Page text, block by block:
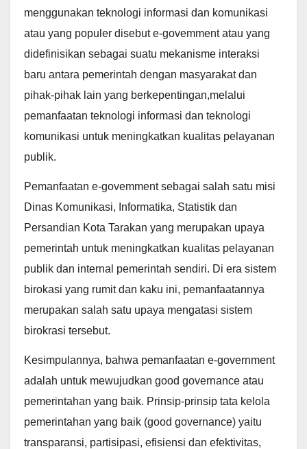
menggunakan teknologi informasi dan komunikasi
atau yang populer disebut e-govemment atau yang
didefinisikan sebagai suatu mekanisme interaksi
baru antara pemerintah dengan masyarakat dan
pihak-pihak lain yang berkepentingan,melalui
pemanfaatan teknologi informasi dan teknologi
komunikasi untuk meningkatkan kualitas pelayanan
publik.
Pemanfaatan e-govemment sebagai salah satu misi
Dinas Komunikasi, Informatika, Statistik dan
Persandian Kota Tarakan yang merupakan upaya
pemerintah untuk meningkatkan kualitas pelayanan
publik dan internal pemerintah sendiri. Di era sistem
birokasi yang rumit dan kaku ini, pemanfaatannya
merupakan salah satu upaya mengatasi sistem
birokrasi tersebut.
Kesimpulannya, bahwa pemanfaatan e-government
adalah untuk mewujudkan good governance atau
pemerintahan yang baik. Prinsip-prinsip tata kelola
pemerintahan yang baik (good governance) yaitu
transparansi, partisipasi, efisiensi dan efektivitas,